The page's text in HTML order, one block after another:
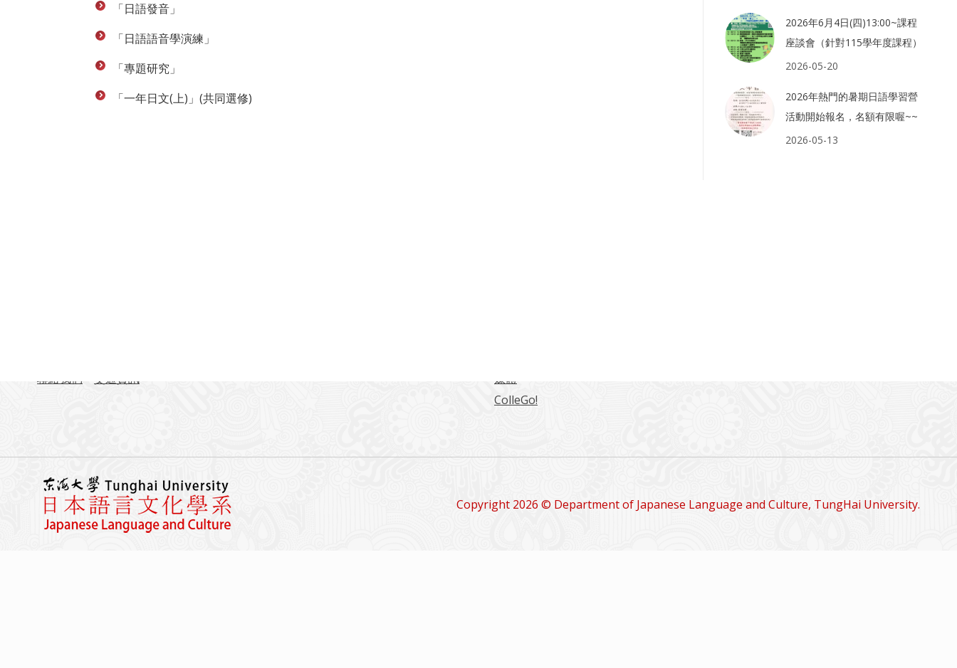
「日語發音」
「日語語音學演練」
「專題研究」
「一年日文(上)」(共同選修)
2026年6月4日(四)13:00~課程
座談會（針對115學年度課程）
2026-05-20
2026年熱門的暑期日語學習營
活動開始報名，名額有限喔~~
2026-05-13
聯絡我們
交通資訊
媒體
ColleGo!
Copyright 2026 © Department of Japanese Language and Culture, TungHai University.